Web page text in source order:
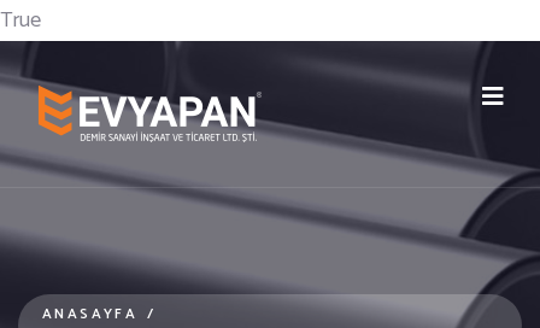
True
ANASAYFA /